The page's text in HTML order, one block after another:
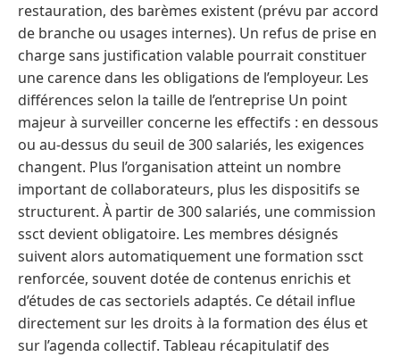
restauration, des barèmes existent (prévu par accord
de branche ou usages internes). Un refus de prise en
charge sans justification valable pourrait constituer
une carence dans les obligations de l’employeur. Les
différences selon la taille de l’entreprise Un point
majeur à surveiller concerne les effectifs : en dessous
ou au-dessus du seuil de 300 salariés, les exigences
changent. Plus l’organisation atteint un nombre
important de collaborateurs, plus les dispositifs se
structurent. À partir de 300 salariés, une commission
ssct devient obligatoire. Les membres désignés
suivent alors automatiquement une formation ssct
renforcée, souvent dotée de contenus enrichis et
d’études de cas sectoriels adaptés. Ce détail influe
directement sur les droits à la formation des élus et
sur l’agenda collectif. Tableau récapitulatif des